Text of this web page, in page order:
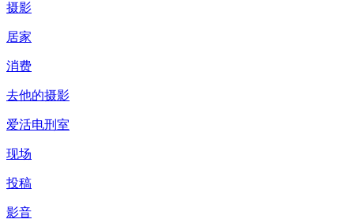
摄影
居家
消费
去他的摄影
爱活电刑室
现场
投稿
影音